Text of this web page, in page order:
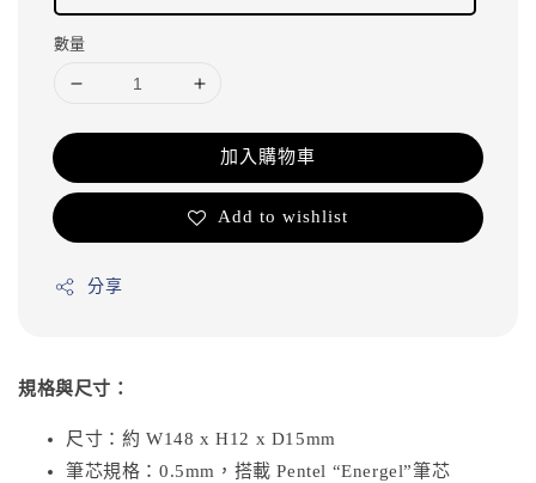
數量
加入購物車
Add to wishlist
分享
規格與尺寸：
尺寸：約 W148 x H12 x D15mm
筆芯規格：0.5mm，搭載 Pentel “Energel”筆芯